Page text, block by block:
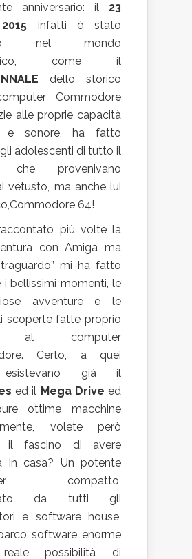
anniversario: il 23
infatti è stato
nel mondo
come il
dello storico
Commodore
alle proprie capacità
e sonore, ha fatto
adolescenti di tutto il
che provenivano
vetusto, ma anche lui
64!
più volte la
con Amiga ma
mi ha fatto
i bellissimi momenti, le
avventure e le
scoperte fatte proprio
al computer
Certo, a quei
già il
ed il Mega Drive ed
ottime macchine
volete però
il fascino di avere
in casa? Un potente
compatto,
da tutti gli
e software house,
software enorme
possibilità di